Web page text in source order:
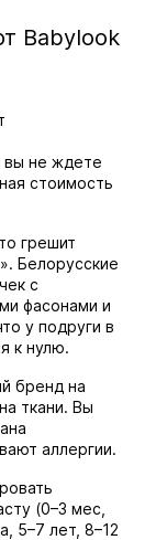
Babylook
вы не ждете
стоимость
грешит
Белорусские
с
фасонами и
у подруги в
к нулю.
бренд на
ткани. Вы
аллергии.
(0–3 мес,
5–7 лет, 8–12